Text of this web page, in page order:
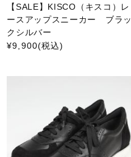
【SALE】KISCO（キスコ）レ
ースアップスニーカー ブラッ
クシルバー
¥9,900(税込)